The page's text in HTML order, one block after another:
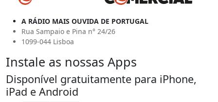
A RÁDIO MAIS OUVIDA DE PORTUGAL
Rua Sampaio e Pina n° 24/26
1099-044 Lisboa
Instale as nossas Apps
Disponível gratuitamente para iPhone,
iPad e Android